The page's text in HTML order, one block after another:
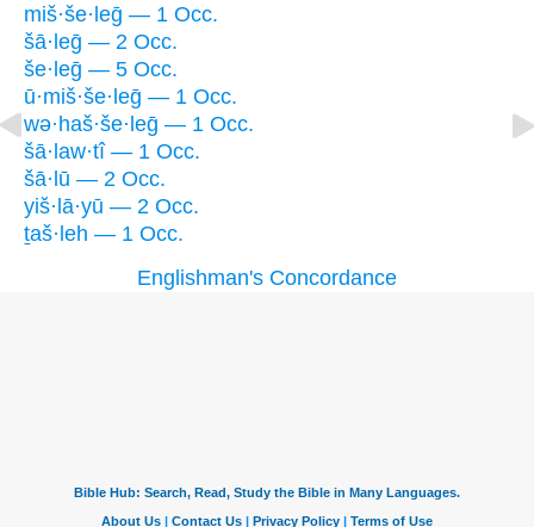
miš·še·leḡ — 1 Occ.
šā·leḡ — 2 Occ.
še·leḡ — 5 Occ.
ū·miš·še·leḡ — 1 Occ.
wə·haš·še·leḡ — 1 Occ.
šā·law·tî — 1 Occ.
šā·lū — 2 Occ.
yiš·lā·yū — 2 Occ.
ṯaš·leh — 1 Occ.
Englishman's Concordance